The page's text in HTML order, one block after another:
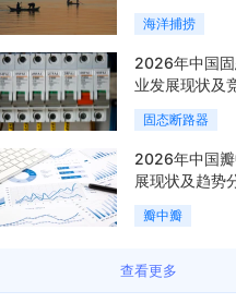
析：科技赋能
型加速「图」
海洋捕捞
2026年中国
业发展现状及
析：国际巨头
国内企业加速
固态断路器
2026年中国
展现状及趋势
可持续释放，
景良好「图」
瓣中瓣
查看更多